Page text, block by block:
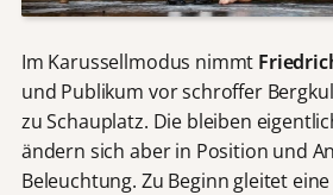
Im Karussellmodus nimmt
und Publikum vor schroffer
zu Schauplatz. Die bleiben
ändern sich aber in Position und
Beleuchtung. Zu Beginn gleitet